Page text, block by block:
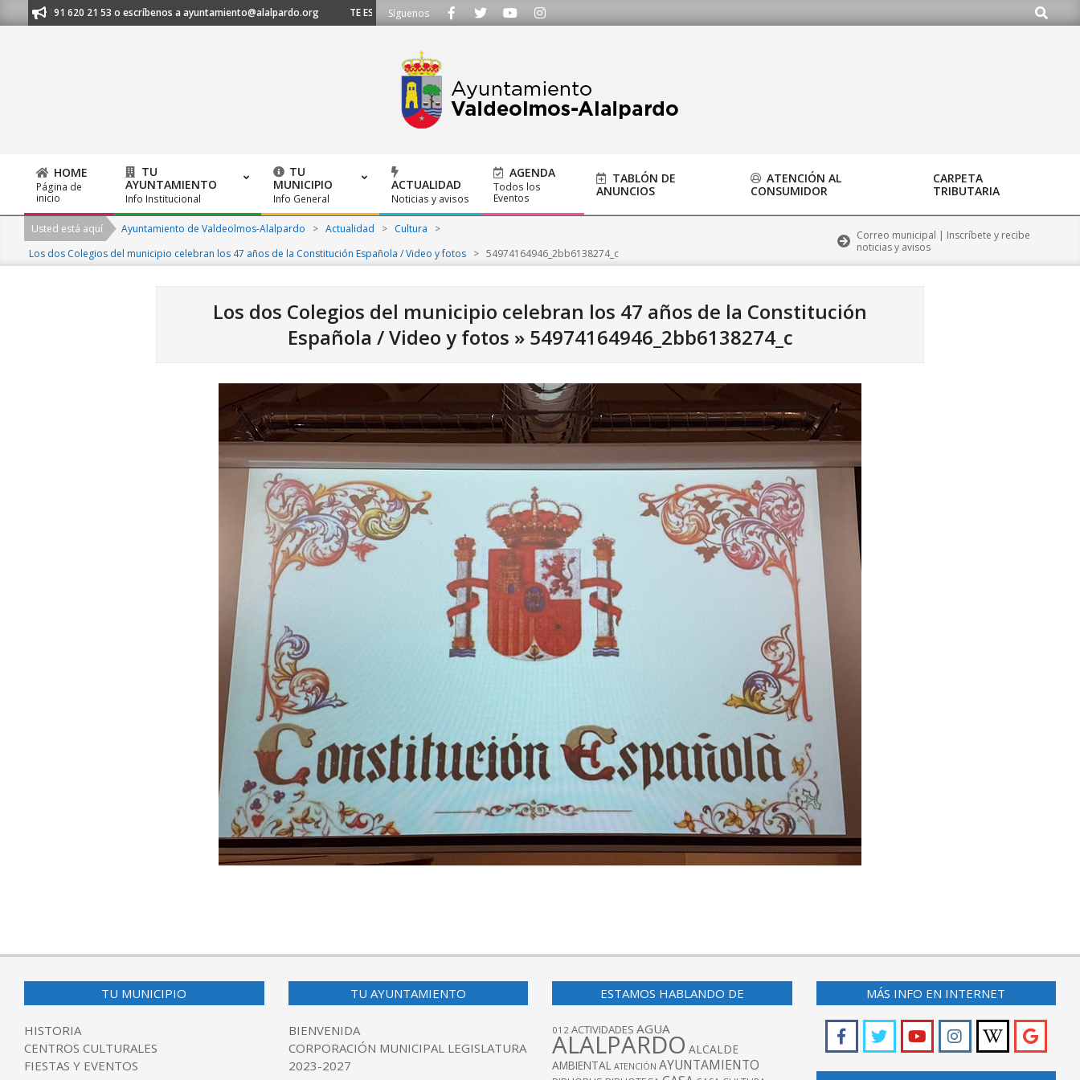
to
al 91 620 21 53 o escríbenos a ayuntamiento@alalpardo.org TE ESCUCHAMOS - Llámanos al 91 620 21 53 o escríbenos a ayuntamiento@alalpardo.org
Síguenos Buscar
Primary
Navigation
Menu
HOME
Página de
inicio
TU
AYUNTAMIENTO
Info Institucional
TU
MUNICIPIO
Info General
ACTUALIDAD
Noticias y avisos
AGENDA
Todos los
Eventos
TABLÓN DE
ANUNCIOS
ATENCIÓN AL
CONSUMIDOR
CARPETA
TRIBUTARIA
Usted está aquí Ayuntamiento de Valdeolmos-Alalpardo > Actualidad > Cultura
>
Los dos Colegios del municipio celebran los 47 años de la Constitución Española / Video y fotos > 54974164946_2bb6138274_c
Correo municipal | Inscríbete y recibe
noticias y avisos
Los dos Colegios del municipio celebran los 47 años de la Constitución
Española / Video y fotos » 54974164946_2bb6138274_c
12-
TU MUNICIPIO
HISTORIA
CENTROS CULTURALES
FIESTAS Y EVENTOS
TU AYUNTAMIENTO
BIENVENIDA
CORPORACIÓN MUNICIPAL LEGISLATURA
2023-2027
ESTAMOS HABLANDO DE
012 ACTIVIDADES AGUA
ALALPARDO ALCALDE
AMBIENTAL ATENCIÓN AYUNTAMIENTO
MÁS INFO EN INTERNET